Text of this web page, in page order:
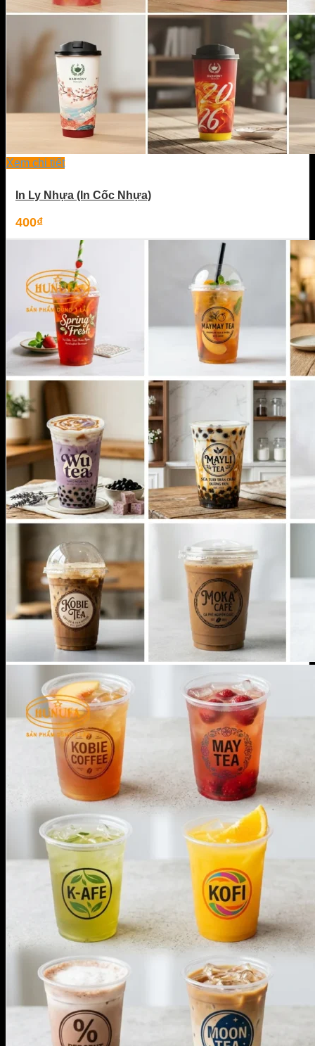
Xem chi tiết
In Ly Nhựa (In Cốc Nhựa)
400₫